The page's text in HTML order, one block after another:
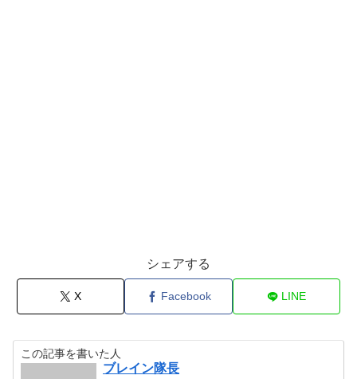
シェアする
X Facebook LINE
この記事を書いた人
ブレイン隊長